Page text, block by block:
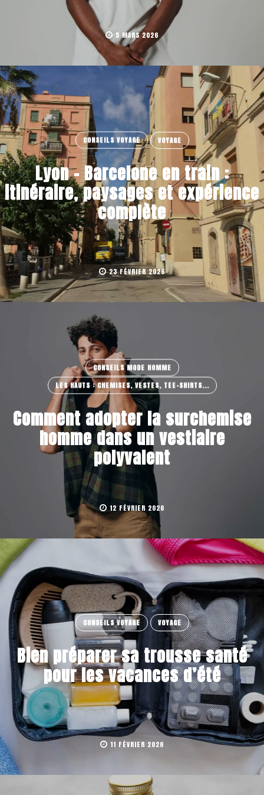
5 MARS 2026
CONSEILS VOYAGE VOYAGE
Lyon – Barcelone en train :
itinéraire, paysages et expérience
complète
23 FÉVRIER 2026
CONSEILS MODE HOMME
LES HAUTS : CHEMISES, VESTES, TEE-SHIRTS...
Comment adopter la surchemise
homme dans un vestiaire
polyvalent
12 FÉVRIER 2026
CONSEILS VOYAGE VOYAGE
Bien préparer sa trousse santé
pour les vacances d’été
11 FÉVRIER 2026